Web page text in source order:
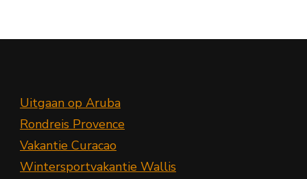
Uitgaan op Aruba
Rondreis Provence
Vakantie Curacao
Wintersportvakantie Wallis